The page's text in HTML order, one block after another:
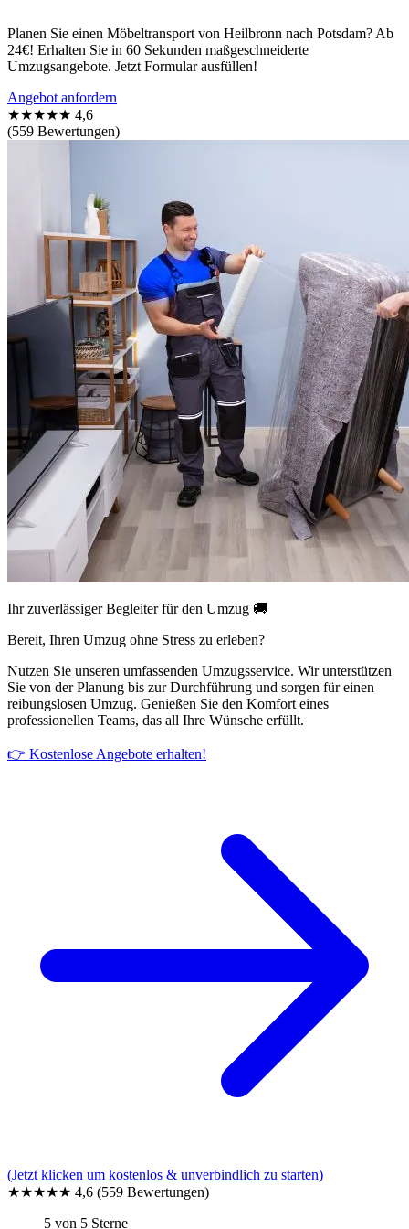
Planen Sie einen Möbeltransport von Heilbronn nach Potsdam? Ab
24€! Erhalten Sie in 60 Sekunden maßgeschneiderte
Umzugsangebote. Jetzt Formular ausfüllen!
Angebot anfordern
★★★★★ 4,6
(559 Bewertungen)
Ihr zuverlässiger Begleiter für den Umzug 🚚
Bereit, Ihren Umzug ohne Stress zu erleben?
Nutzen Sie unseren umfassenden Umzugsservice. Wir unterstützen
Sie von der Planung bis zur Durchführung und sorgen für einen
reibungslosen Umzug. Genießen Sie den Komfort eines
professionellen Teams, das all Ihre Wünsche erfüllt.
👉 Kostenlose Angebote erhalten!
(Jetzt klicken um kostenlos & unverbindlich zu starten)
★★★★★ 4,6 (559 Bewertungen)
5 von 5 Sterne